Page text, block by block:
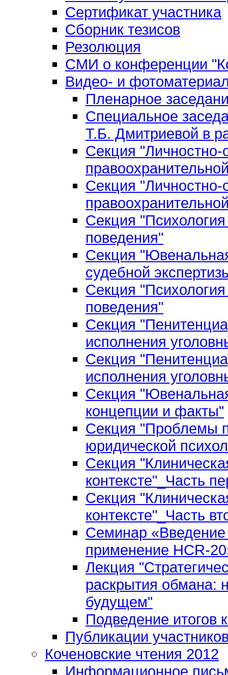
Сертификат участника
Сборник тезисов
Резолюция
СМИ о конференции
Видео- и
Пленарное
Специальное
Т.Б. Дмитриевой в
Секция "Личностно-
Секция "Личностно-
Секция
поведения"
Секция
судебной
Секция
поведения"
Секция
исполнения
Секция
исполнения
Секция
концепции и факты"
Секция "Проблемы
юридической
Секция
контексте"_Часть
Секция
контексте"_Часть
Семинар «Введение
применение HCR-
Лекция
раскрытия обмана:
будущем"
Подведение итогов
Публикации
Коченовские чтения 2012
Информационное